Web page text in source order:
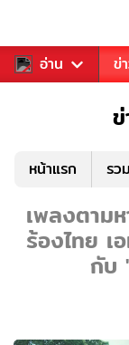
อ่าน
ข่าวบันเทิง ข่
หน้าแรก รว
เพลงตาม
ร้องไทย เ
กับ